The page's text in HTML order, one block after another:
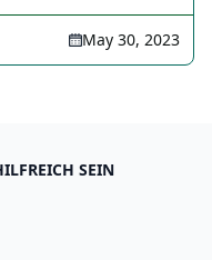
May 30, 2023
SEIN